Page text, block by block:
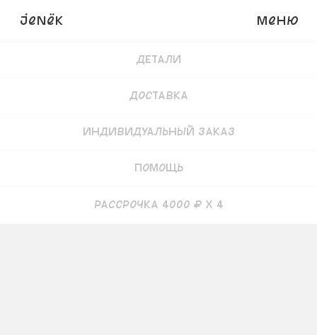
JENёK Меню
Детали
Доставка
Индивидуальный заказ
Помощь
рассрочка 4000 ₽ x 4